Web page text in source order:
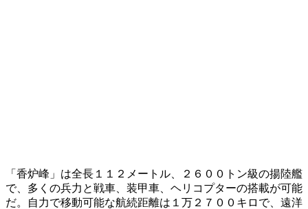
「香炉峰」は全長１１２メートル、２６００トン級の揚陸艦
で、多くの兵力と戦車、装甲車、ヘリコプターの搭載が可能
だ。自力で移動可能な航続距離は１万２７００キロで、遠洋